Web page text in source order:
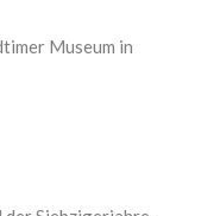
Museum in